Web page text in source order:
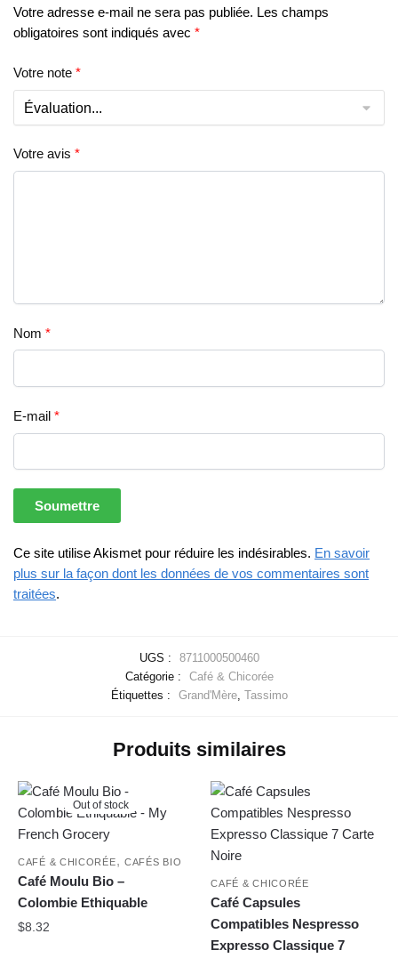
Votre adresse e-mail ne sera pas publiée. Les champs
obligatoires sont indiqués avec *
Votre note *
Votre avis *
Nom *
E-mail *
Ce site utilise Akismet pour réduire les indésirables. En savoir
plus sur la façon dont les données de vos commentaires sont
traitées.
UGS :
8711000500460
Catégorie :
Café & Chicorée
Étiquettes :
Grand'Mère, Tassimo
Produits similaires
Out of stock
CAFÉ & CHICORÉE, CAFÉS BIO
Café Moulu Bio –
Colombie Ethiquable
$8.32
CAFÉ & CHICORÉE
Café Capsules
Compatibles Nespresso
Expresso Classique 7